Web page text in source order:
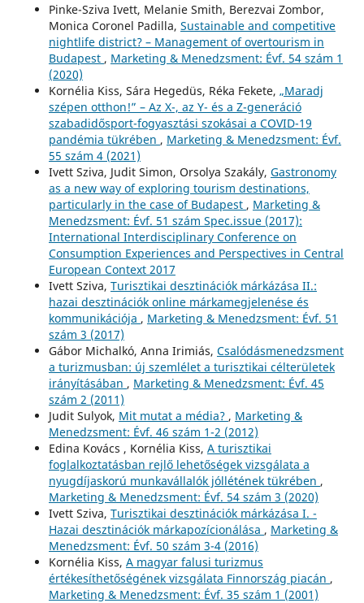
Pinke-Sziva Ivett, Melanie Smith, Berezvai Zombor,
Monica Coronel Padilla, Sustainable and competitive
nightlife district? – Management of overtourism in
Budapest , Marketing & Menedzsment: Évf. 54 szám 1
(2020)
Kornélia Kiss, Sára Hegedüs, Réka Fekete, „Maradj
szépen otthon!” – Az X-, az Y- és a Z-generáció
szabadidősport-fogyasztási szokásai a COVID-19
pandémia tükrében , Marketing & Menedzsment: Évf.
55 szám 4 (2021)
Ivett Sziva, Judit Simon, Orsolya Szakály, Gastronomy
as a new way of exploring tourism destinations,
particularly in the case of Budapest , Marketing &
Menedzsment: Évf. 51 szám Spec.issue (2017):
International Interdisciplinary Conference on
Consumption Experiences and Perspectives in Central
European Context 2017
Ivett Sziva, Turisztikai desztinációk márkázása II.:
hazai desztinációk online márkamegjelenése és
kommunikációja , Marketing & Menedzsment: Évf. 51
szám 3 (2017)
Gábor Michalkó, Anna Irimiás, Csalódásmenedzsment
a turizmusban: új szemlélet a turisztikai célterületek
irányításában , Marketing & Menedzsment: Évf. 45
szám 2 (2011)
Judit Sulyok, Mit mutat a média? , Marketing &
Menedzsment: Évf. 46 szám 1-2 (2012)
Edina Kovács , Kornélia Kiss, A turisztikai
foglalkoztatásban rejlő lehetőségek vizsgálata a
nyugdíjaskorú munkavállalók jóllétének tükrében ,
Marketing & Menedzsment: Évf. 54 szám 3 (2020)
Ivett Sziva, Turisztikai desztinációk márkázása I. -
Hazai desztinációk márkapozícionálása , Marketing &
Menedzsment: Évf. 50 szám 3-4 (2016)
Kornélia Kiss, A magyar falusi turizmus
értékesíthetőségének vizsgálata Finnország piacán ,
Marketing & Menedzsment: Évf. 35 szám 1 (2001)